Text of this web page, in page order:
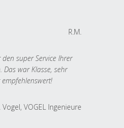
R.M.
super Service Ihrer
war Klasse, sehr
Vogel, VOGEL Ingenieure